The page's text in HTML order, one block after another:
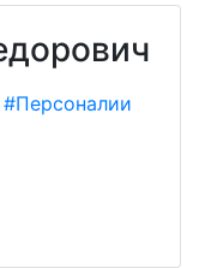
#Персоналии